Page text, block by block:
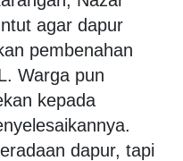
agar dapur
pembenahan
Warga pun
kepada
dapur, tapi